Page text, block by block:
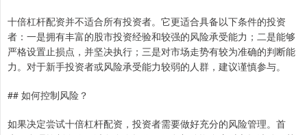
十倍杠杆配资并不适合所有投资者。它更适合具备以下条件的投资
者：一是拥有丰富的股市投资经验和较强的风险承受能力；二是能够
严格设置止损点，并坚决执行；三是对市场走势有较为准确的判断能
力。对于新手投资者或风险承受能力较弱的人群，建议谨慎参与。
## 如何控制风险？
如果决定尝试十倍杠杆配资，投资者需要做好充分的风险管理。首